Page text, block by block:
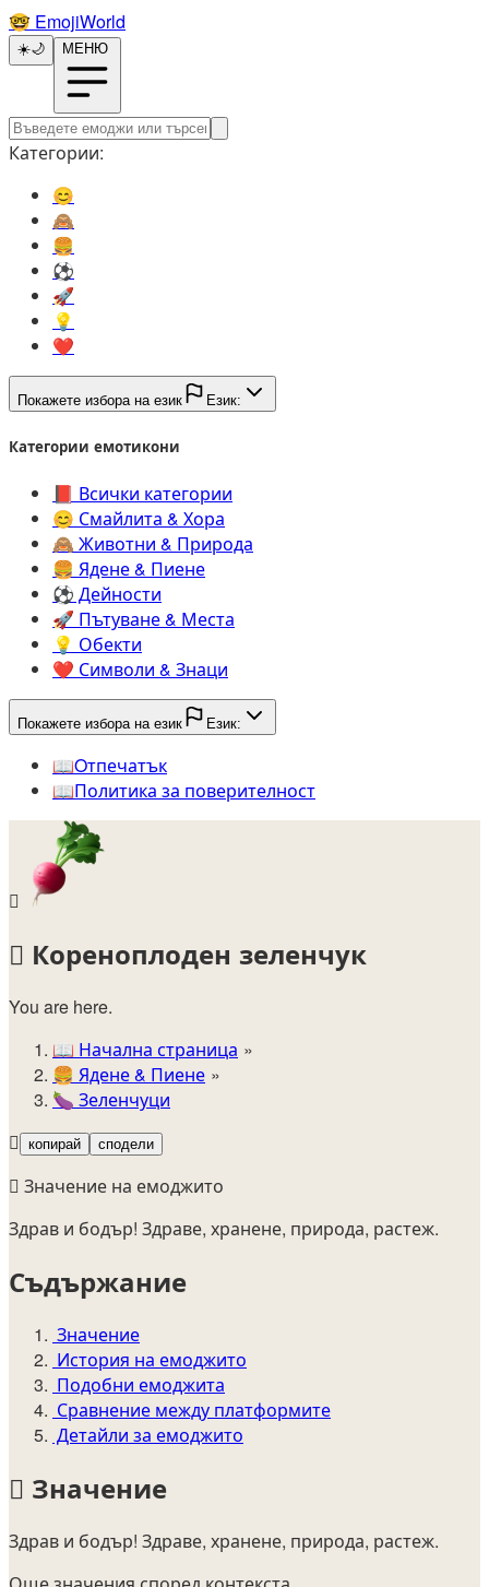
🤓️ EmojiWorld
☀️🌙 МЕНЮ
Категории:
😊️
🙈️
🍔️
⚽️
🚀️
💡️
❤️
Покажете избора на език Език:
Категории емотикони
📕️ Всички категории
😊️ Смайлита & Хора
🙈️ Животни & Природа
🍔️ Ядене & Пиене
⚽️ Дейности
🚀️ Пътуване & Места
💡️ Обекти
❤️ Символи & Знаци
Покажете избора на език Език:
📖️Oтпечатък
📖️Политика за поверителност
🫜
🫜 Кореноплоден зеленчук
You are here.
📖 Начална страница
🍔️ Ядене & Пиене
🍆 Зеленчуци
🫜
копирай сподели
🫜 Значение на емоджито
Здрав и бодър! Здраве, хранене, природа, растеж.
Съдържание
Значение
История на емоджито
Подобни емоджита
Сравнение между платформите
Детайли за емоджито
🫜 Значение
Здрав и бодър! Здраве, хранене, природа, растеж.